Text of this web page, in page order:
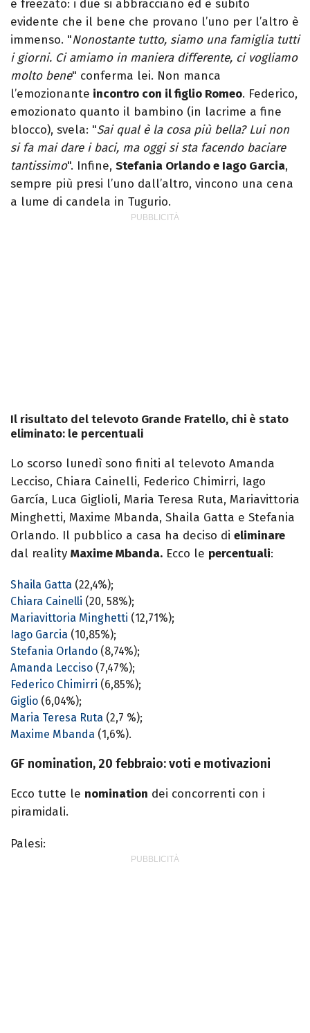
e freezato: i due si abbracciano ed è subito
evidente che il bene che provano l’uno per l’altro è
immenso. "Nonostante tutto, siamo una famiglia tutti
i giorni. Ci amiamo in maniera differente, ci vogliamo
molto bene" conferma lei. Non manca
l’emozionante incontro con il figlio Romeo. Federico,
emozionato quanto il bambino (in lacrime a fine
blocco), svela: "Sai qual è la cosa più bella? Lui non
si fa mai dare i baci, ma oggi si sta facendo baciare
tantissimo". Infine, Stefania Orlando e Iago Garcia,
sempre più presi l’uno dall’altro, vincono una cena
a lume di candela in Tugurio.
Il risultato del televoto Grande Fratello, chi è stato
eliminato: le percentuali
Lo scorso lunedì sono finiti al televoto Amanda
Lecciso, Chiara Cainelli, Federico Chimirri, Iago
García, Luca Giglioli, Maria Teresa Ruta, Mariavittoria
Minghetti, Maxime Mbanda, Shaila Gatta e Stefania
Orlando. Il pubblico a casa ha deciso di eliminare
dal reality Maxime Mbanda. Ecco le percentuali:
Shaila Gatta (22,4%);
Chiara Cainelli (20, 58%);
Mariavittoria Minghetti (12,71%);
Iago Garcia (10,85%);
Stefania Orlando (8,74%);
Amanda Lecciso (7,47%);
Federico Chimirri (6,85%);
Giglio (6,04%);
Maria Teresa Ruta (2,7 %);
Maxime Mbanda (1,6%).
GF nomination, 20 febbraio: voti e motivazioni
Ecco tutte le nomination dei concorrenti con i
piramidali.
Palesi: